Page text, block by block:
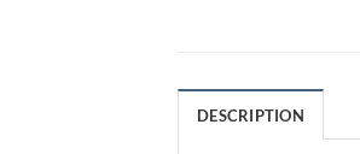
DESCRIPTION